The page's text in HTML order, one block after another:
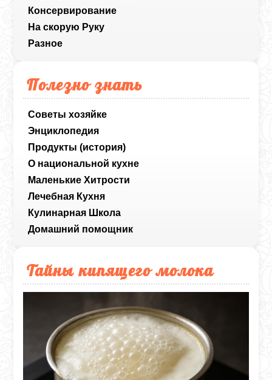
Консервирование
На скорую Руку
Разное
Полезно знать
Советы хозяйке
Энциклопедия
Продукты (история)
О национальной кухне
Маленькие Хитрости
Лечебная Кухня
Кулинарная Школа
Домашний помощник
Тайны кипящего молока